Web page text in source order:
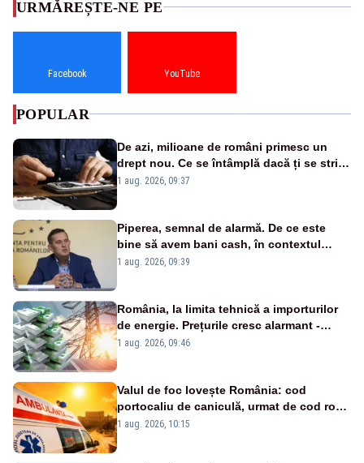
URMĂREȘTE-NE PE
Facebook YouTube
POPULAR
De azi, milioane de români primesc un
drept nou. Ce se întâmplă dacă ți se strică
un produs
1 aug. 2026, 09:37
Piperea, semnal de alarmă. De ce este
bine să avem bani cash, în contextul
alertei energetice?
1 aug. 2026, 09:39
România, la limita tehnică a importurilor
de energie. Prețurile cresc alarmant -
Analiză Realitatea Plus
1 aug. 2026, 09:46
Valul de foc lovește România: cod
portocaliu de caniculă, urmat de cod roșu
duminică. Temperaturile urcă spre 40°C
1 aug. 2026, 10:15